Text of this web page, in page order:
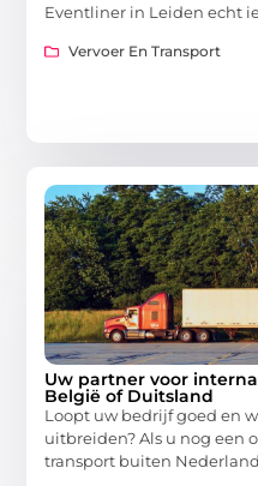
Eventliner in Leiden echt
Vervoer En Transport
Uw partner voor
België of Duitsland
Loopt uw bedrijf goed en
uitbreiden? Als u nog een
transport buiten